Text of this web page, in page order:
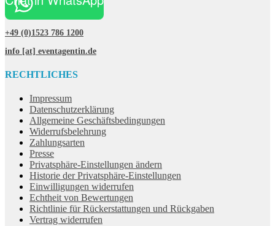
+49 (0)1523 786 1200
info [at] eventagentin.de
RECHTLICHES
Impressum
Datenschutzerklärung
Allgemeine Geschäftsbedingungen
Widerrufsbelehrung
Zahlungsarten
Presse
Privatsphäre-Einstellungen ändern
Historie der Privatsphäre-Einstellungen
Einwilligungen widerrufen
Echtheit von Bewertungen
Richtlinie für Rückerstattungen und Rückgaben
Vertrag widerrufen